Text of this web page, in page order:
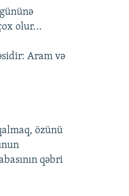
olur...
Aram və
özünü
qəbri